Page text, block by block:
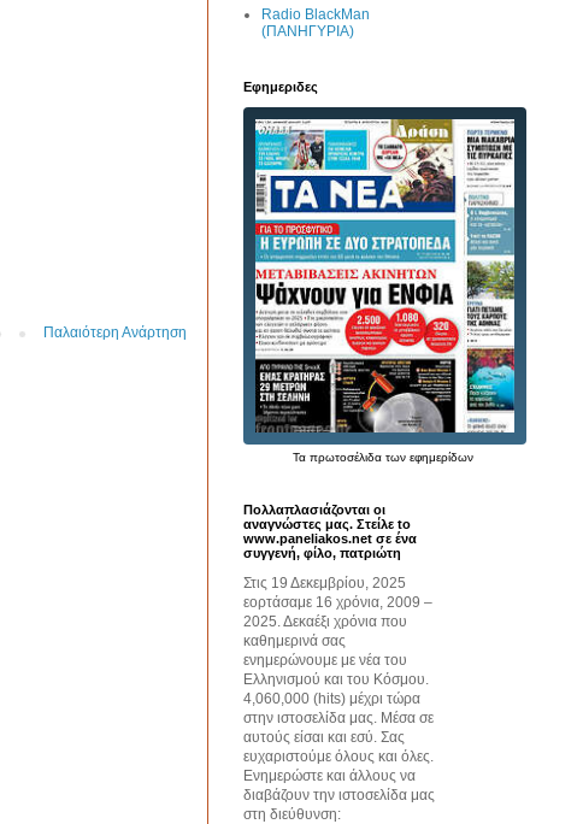
Παλαιότερη Ανάρτηση
Radio BlackMan
(ΠΑΝΗΓΥΡΙΑ)
Εφημεριδες
Τα πρωτοσέλιδα των εφημερίδων
Πολλαπλασιάζονται οι
αναγνώστες μας. Στείλε to
www.paneliakos.net σε ένα
συγγενή, φίλο, πατριώτη
Στις 19 Δεκεμβρίου, 2025
εορτάσαμε 16 χρόνια, 2009 –
2025. Δεκαέξι χρόνια που
καθημερινά σας
ενημερώνουμε με νέα του
Ελληνισμού και του Κόσμου.
4,060,000 (hits) μέχρι τώρα
στην ιστοσελίδα μας. Μέσα σε
αυτούς είσαι και εσύ. Σας
ευχαριστούμε όλους και όλες.
Ενημερώστε και άλλους να
διαβάζουν την ιστοσελίδα μας
στη διεύθυνση: